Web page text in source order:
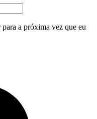
para a próxima vez que eu